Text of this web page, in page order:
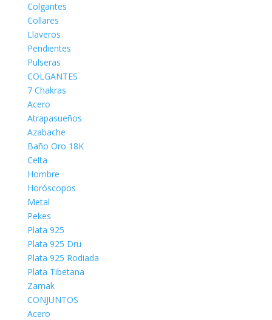
Colgantes
Collares
Llaveros
Pendientes
Pulseras
COLGANTES
7 Chakras
Acero
Atrapasueños
Azabache
Baño Oro 18K
Celta
Hombre
Horóscopos
Metal
Pekes
Plata 925
Plata 925 Dru
Plata 925 Rodiada
Plata Tibetana
Zamak
CONJUNTOS
Acero